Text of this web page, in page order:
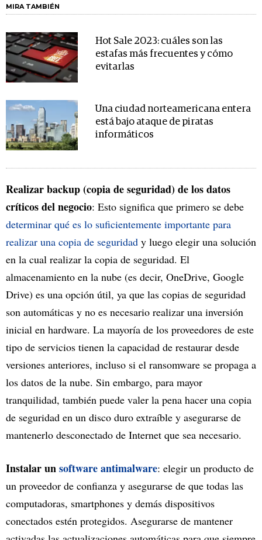
MIRA TAMBIÉN
Hot Sale 2023: cuáles son las
estafas más frecuentes y cómo
evitarlas
Una ciudad norteamericana entera
está bajo ataque de piratas
informáticos
Realizar backup (copia de seguridad) de los datos
críticos del negocio: Esto significa que primero se debe
determinar qué es lo suficientemente importante para
realizar una copia de seguridad y luego elegir una solución
en la cual realizar la copia de seguridad. El
almacenamiento en la nube (es decir, OneDrive, Google
Drive) es una opción útil, ya que las copias de seguridad
son automáticas y no es necesario realizar una inversión
inicial en hardware. La mayoría de los proveedores de este
tipo de servicios tienen la capacidad de restaurar desde
versiones anteriores, incluso si el ransomware se propaga a
los datos de la nube. Sin embargo, para mayor
tranquilidad, también puede valer la pena hacer una copia
de seguridad en un disco duro extraíble y asegurarse de
mantenerlo desconectado de Internet que sea necesario.
Instalar unsoftware antimalware: elegir un producto de
un proveedor de confianza y asegurarse de que todas las
computadoras, smartphones y demás dispositivos
conectados estén protegidos. Asegurarse de mantener